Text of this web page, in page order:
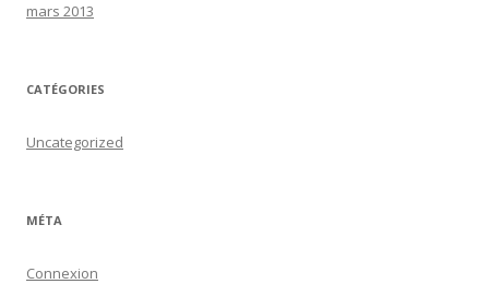
mars 2013
CATÉGORIES
Uncategorized
MÉTA
Connexion